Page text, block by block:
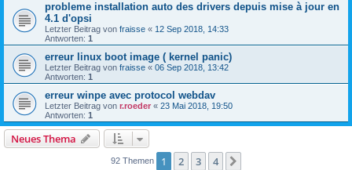
probleme installation auto des drivers depuis mise à jour en
4.1 d'opsi
Letzter Beitrag von fraisse « 12 Sep 2018, 14:33
Antworten: 1
erreur linux boot image ( kernel panic)
Letzter Beitrag von fraisse « 06 Sep 2018, 13:42
Antworten: 1
erreur winpe avec protocol webdav
Letzter Beitrag von r.roeder « 23 Mai 2018, 19:50
Antworten: 1
Neues Thema
92 Themen 1 2 3 4